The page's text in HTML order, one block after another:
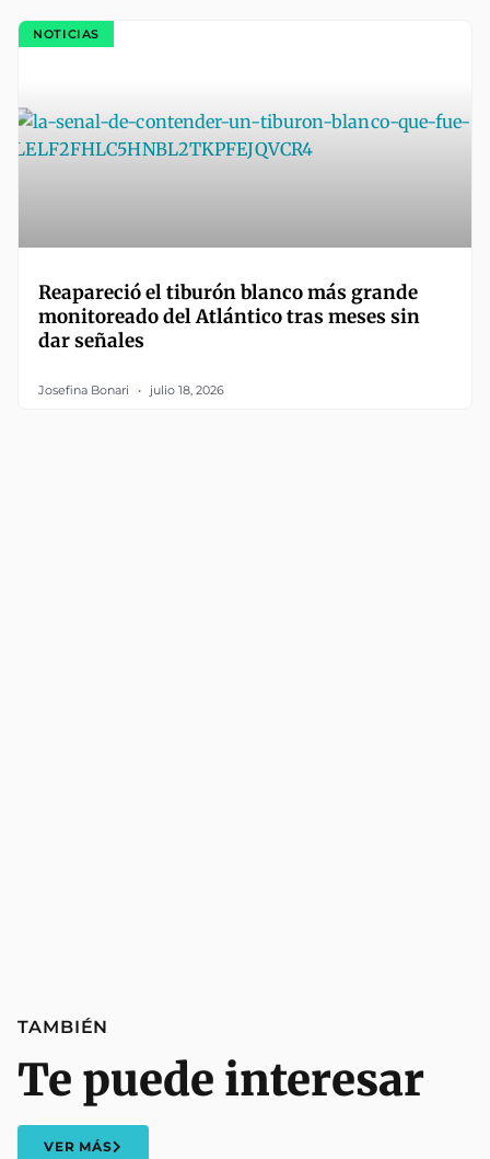
NOTICIAS
Reapareció el tiburón blanco más grande
monitoreado del Atlántico tras meses sin
dar señales
Josefina Bonari julio 18, 2026
TAMBIÉN
Te puede interesar
VER MÁS